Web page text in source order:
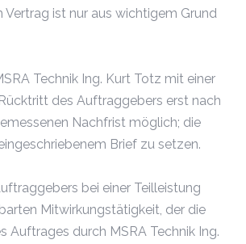
Vertrag ist nur aus wichtigem Grund
Technik Ing. Kurt Totz mit einer
des Auftraggebers erst nach
Nachfrist möglich; die
Brief zu setzen.
bei einer Teilleistung
Mitwirkungstätigkeit, der die
Auftrages durch MSRA Technik Ing.